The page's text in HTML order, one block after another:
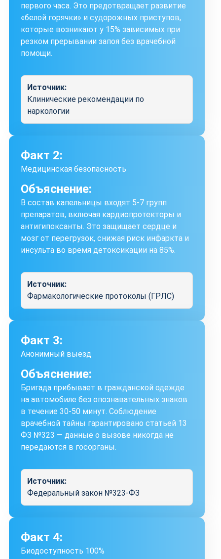
первого часа. Это предотвращает развитие
«белой горячки» и судорожных приступов,
которые возникают у 15% зависимых при
резком прерывании запоя без врачебной
помощи.
Источник:
Клинические рекомендации по
наркологии
Факт 2:
Медицинская безопасность
Объяснение:
В состав капельницы входят 5-7 групп
препаратов, включая кардиопротекторы и
антигипоксанты. Это защищает сердце и
мозг от перегрузок, снижая риск инфаркта и
инсульта во время детоксикации на 85%.
Источник:
Фармакологические протоколы (ГРЛС)
Факт 3:
Анонимный выезд
Объяснение:
Бригада прибывает в гражданской одежде
на автомобиле без опознавательных знаков
в течение 30-50 минут. Соблюдение
врачебной тайны гарантировано статьей 13
ФЗ №323 — данные о вызове никогда не
передаются в госорганы.
Источник:
Федеральный закон №323-ФЗ
Факт 4:
Биодоступность 100%